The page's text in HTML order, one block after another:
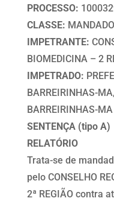
PROCESSO:
CLASSE:
IMPETRANTE:
BIOMEDICINA – 2
IMPETRADO:
BARREIRINHAS-
BARREIRINHAS-MA
SENTENÇA (tipo A)
RELATÓRIO
Trata-se de
pelo CONSELHO
2ª REGIÃO contra